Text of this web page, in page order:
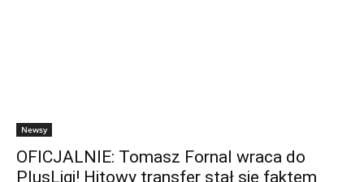
Newsy
OFICJALNIE: Tomasz Fornal wraca do
PlusLigi! Hitowy transfer stał się faktem